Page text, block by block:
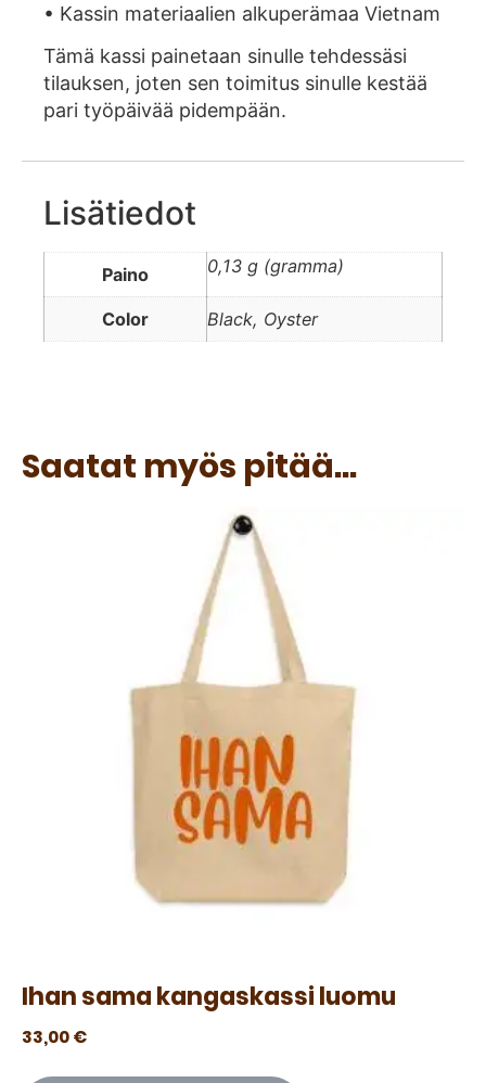
• Kassin materiaalien alkuperämaa Vietnam
Tämä kassi painetaan sinulle tehdessäsi
tilauksen, joten sen toimitus sinulle kestää
pari työpäivää pidempään.
Lisätiedot
Paino 0,13 g (gramma)
Color Black, Oyster
Saatat myös pitää...
Ihan sama kangaskassi luomu
33,00€